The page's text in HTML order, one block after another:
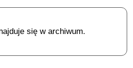
się w archiwum.